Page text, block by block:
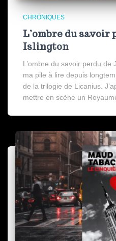
CHRONIQUES
L’ombre du savoir
Islington
L’ombre du savoir perdu
ma pile à lire depuis
de la trilogie de Licanius.
mettre en scène un